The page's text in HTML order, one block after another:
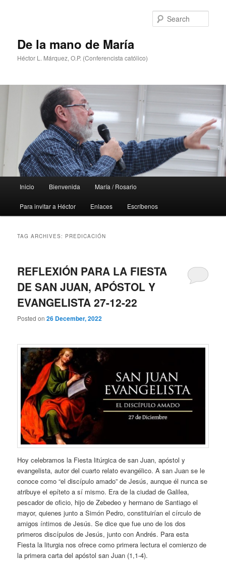
De la mano de María
Héctor L. Márquez, O.P. (Conferencista católico)
Inicio Bienvenida María / Rosario
Para invitar a Héctor Enlaces Escríbenos
TAG ARCHIVES: PREDICACIÓN
REFLEXIÓN PARA LA FIESTA
DE SAN JUAN, APÓSTOL Y
EVANGELISTA 27-12-22
Posted on26 December, 2022
Hoy celebramos la Fiesta litúrgica de san Juan, apóstol y
evangelista, autor del cuarto relato evangélico. A san Juan se le
conoce como “el discípulo amado” de Jesús, aunque él nunca se
atribuye el epíteto a sí mismo. Era de la ciudad de Galilea,
pescador de oficio, hijo de Zebedeo y hermano de Santiago el
mayor, quienes junto a Simón Pedro, constituirían el círculo de
amigos íntimos de Jesús. Se dice que fue uno de los dos
primeros discípulos de Jesús, junto con Andrés. Para esta
Fiesta la liturgia nos ofrece como primera lectura el comienzo de
la primera carta del apóstol san Juan (1,1-4).